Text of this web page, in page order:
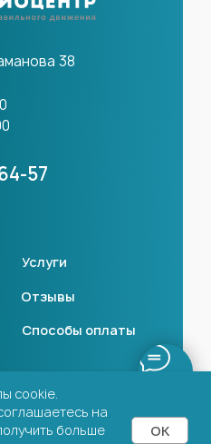
38
57
Услуги
Отзывы
Способы оплаты
cookie.
на
больше
OK